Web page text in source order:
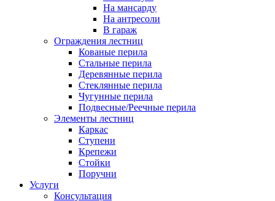
На мансарду
На антресоли
В гараж
Ограждения лестниц
Кованые перила
Стальные перила
Деревянные перила
Стеклянные перила
Чугунные перила
Подвесные/Реечные перила
Элементы лестниц
Каркас
Ступени
Крепежи
Стойки
Поручни
Услуги
Консультация